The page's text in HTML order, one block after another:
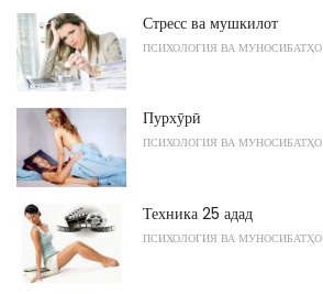
Стресс ва мушкилот
ПСИХОЛОГИЯ ВА МУНОСИБАТҲО
Пурхӯрӣ
ПСИХОЛОГИЯ ВА МУНОСИБАТҲО
Техника 25 адад
ПСИХОЛОГИЯ ВА МУНОСИБАТҲО